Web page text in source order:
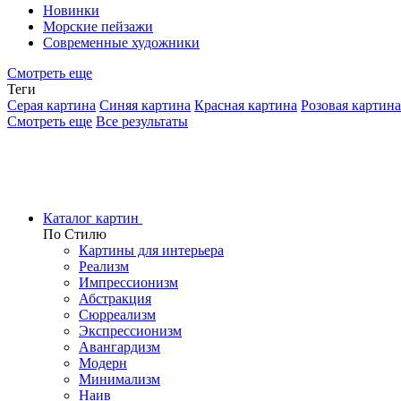
Новинки
Морские пейзажи
Современные художники
Смотреть еще
Теги
Серая картина Синяя картина Красная картина Розовая картина
Смотреть еще Все результаты
Каталог картин
По Стилю
Картины для интерьера
Реализм
Импрессионизм
Абстракция
Сюрреализм
Экспрессионизм
Авангардизм
Модерн
Минимализм
Наив